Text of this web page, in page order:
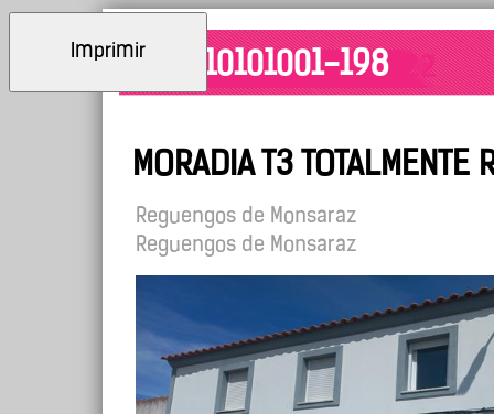
ID: 10101001-198
MORADIA T3 TOTALMENTE
Reguengos de Monsaraz
Reguengos de Monsaraz
Imprimir